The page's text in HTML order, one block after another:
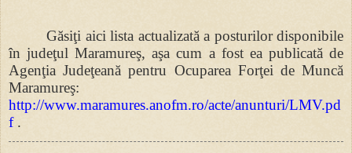
Găsiţi aici lista actualizată a posturilor disponibile
în judeţul Maramureş, aşa cum a fost ea publicată de
Agenţia Judeţeană pentru Ocuparea Forţei de Muncă
Maramureş:
http://www.maramures.anofm.ro/acte/anunturi/LMV.pd
f.